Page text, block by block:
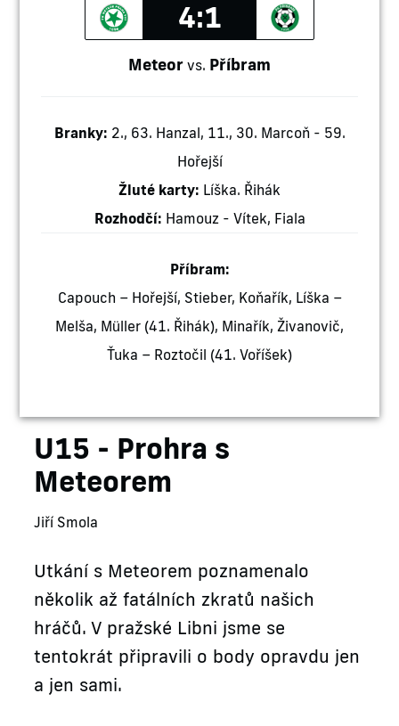
4:1
Meteor vs. Příbram
Branky: 2., 63. Hanzal, 11., 30. Marcoň - 59.
Hořejší
Žluté karty: Líška. Řihák
Rozhodčí: Hamouz - Vítek, Fiala
Příbram:
Capouch – Hořejší, Stieber, Koňařík, Líška –
Melša, Müller (41. Řihák), Minařík, Živanovič,
Ťuka – Roztočil (41. Voříšek)
U15 - Prohra s
Meteorem
Jiří Smola
Utkání s Meteorem poznamenalo
několik až fatálních zkratů našich
hráčů. V pražské Libni jsme se
tentokrát připravili o body opravdu jen
a jen sami.